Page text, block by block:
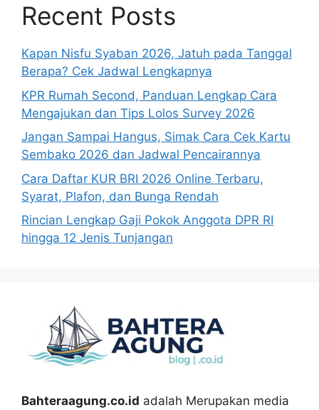
Recent Posts
Kapan Nisfu Syaban 2026, Jatuh pada Tanggal
Berapa? Cek Jadwal Lengkapnya
KPR Rumah Second, Panduan Lengkap Cara
Mengajukan dan Tips Lolos Survey 2026
Jangan Sampai Hangus, Simak Cara Cek Kartu
Sembako 2026 dan Jadwal Pencairannya
Cara Daftar KUR BRI 2026 Online Terbaru,
Syarat, Plafon, dan Bunga Rendah
Rincian Lengkap Gaji Pokok Anggota DPR RI
hingga 12 Jenis Tunjangan
Bahteraagung.co.id adalah Merupakan media